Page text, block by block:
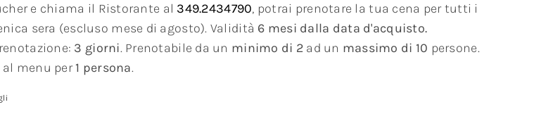
e chiama il Ristorante al 349.2434790, potrai prenotare la tua cena per tutti i
sera (escluso mese di agosto). Validità 6 mesi dalla data d'acquisto.
3 giorni. Prenotabile da un minimo di 2ad un massimo di 10 persone.
al menu per1 persona.